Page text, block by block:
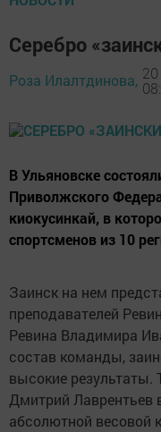
Серебро
Роза Илалтдинова,
В Ульяновске
Приволжского
киокусинкай, в
спортсменов из 10
Заинск на нем
преподавателей
Ревина Владимира
состав команды,
высокие результаты.
Дмитрий Лаврентьев
абсолютной весовой